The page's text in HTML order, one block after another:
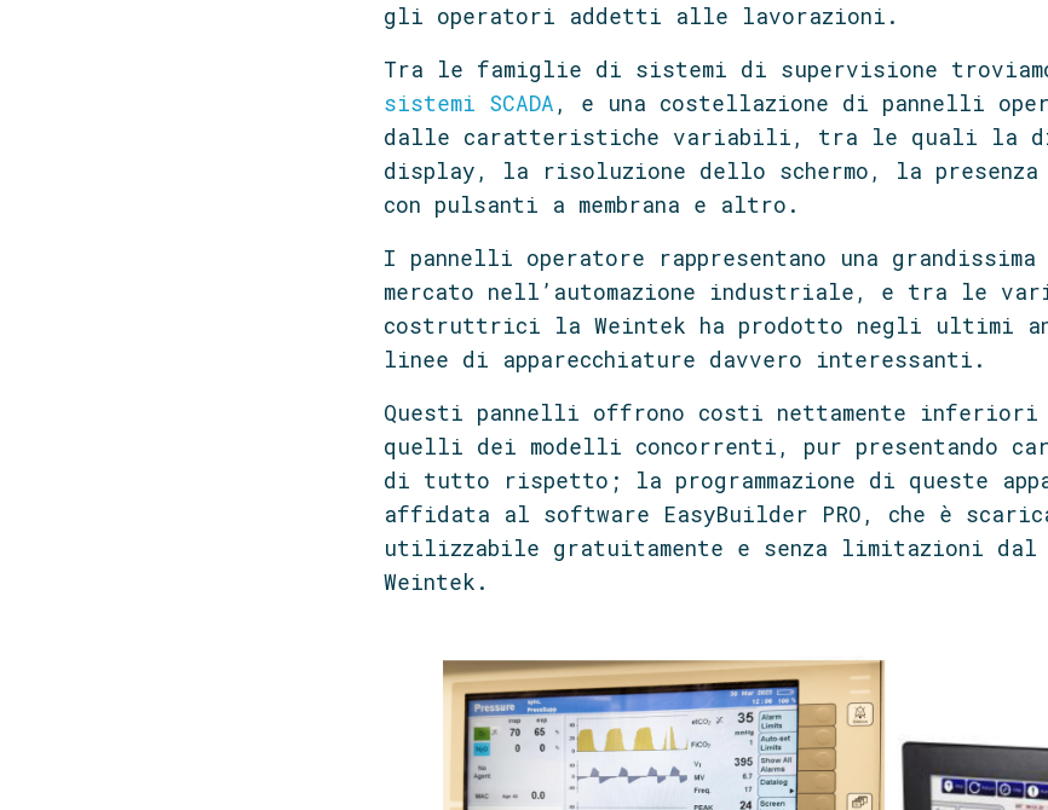
gli operatori addetti alle lavorazioni.
Tra le famiglie di sistemi di supervisione
sistemi SCADA , e una costellazione di pannelli
dalle caratteristiche variabili, tra le quali la
display, la risoluzione dello schermo, la
con pulsanti a membrana e altro.
I pannelli operatore rappresentano una
mercato nell’automazione industriale, e tra le
costruttrici la Weintek ha prodotto negli ultimi
linee di apparecchiature davvero interessanti.
Questi pannelli offrono costi nettamente
quelli dei modelli concorrenti, pur presentando
di tutto rispetto; la programmazione di queste
affidata al software EasyBuilder PRO, che è
utilizzabile gratuitamente e senza limitazioni
Weintek.